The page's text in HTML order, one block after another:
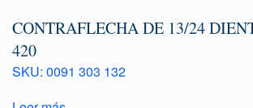
CONTRAFLECHA DE 13/24
420
SKU: 0091 303 132